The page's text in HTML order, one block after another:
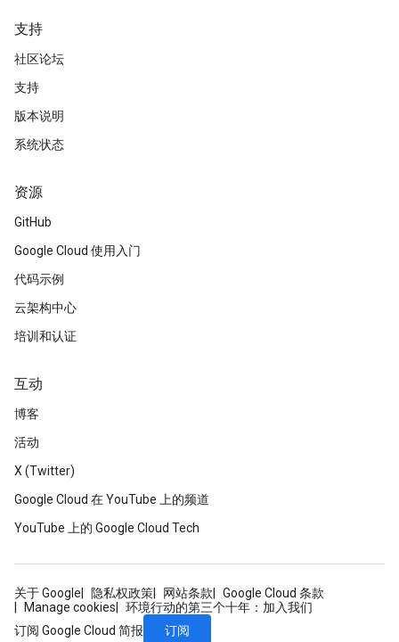
支持
社区论坛
支持
版本说明
系统状态
资源
GitHub
Google Cloud 使用入门
代码示例
云架构中心
培训和认证
互动
博客
活动
X (Twitter)
Google Cloud 在 YouTube 上的频道
YouTube 上的 Google Cloud Tech
关于 Google 隐私权政策 网站条款
Google Cloud 条款
Manage cookies
环境行动的第三个十年：加入我们
订阅 Google Cloud 简报
订阅